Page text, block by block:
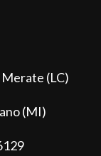
(LC)
(MI)